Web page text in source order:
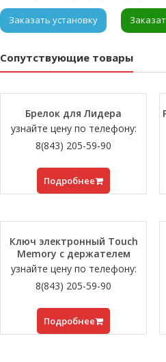
Заказать установку
Сопутствующие товары
Брелок для Лидера
узнайте цену по телефону:
8(843) 205-59-90
Подробнее
Ключ электронный Touch
Memory с держателем
узнайте цену по телефону:
8(843) 205-59-90
Подробнее